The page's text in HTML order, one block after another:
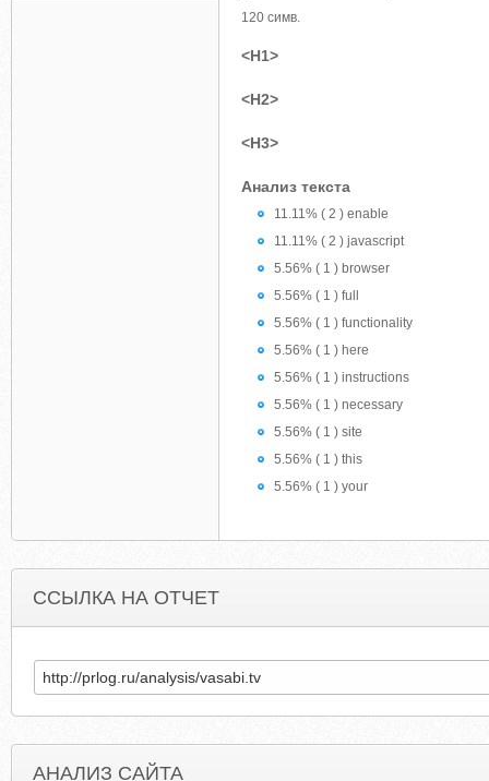
120 симв.
<H1>
<H2>
<H3>
Анализ текста
11.11% ( 2 ) enable
11.11% ( 2 ) javascript
5.56% ( 1 ) browser
5.56% ( 1 ) full
5.56% ( 1 ) functionality
5.56% ( 1 ) here
5.56% ( 1 ) instructions
5.56% ( 1 ) necessary
5.56% ( 1 ) site
5.56% ( 1 ) this
5.56% ( 1 ) your
ССЫЛКА НА ОТЧЕТ
АНАЛИЗ САЙТА